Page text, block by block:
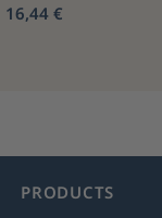
16,44 €
PRODUCTS